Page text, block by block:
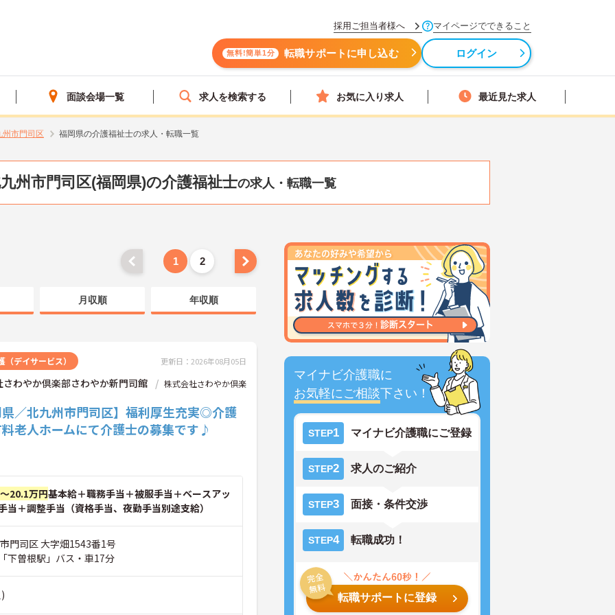
採用ご担当者様へ マイページでできること
無料!簡単1分 転職サポートに申し込む ログイン
面談会場一覧 求人を検索する お気に入り求人 最近見た求人
州市門司区 福岡県の介護福祉士の求人・転職一覧
州市門司区(福岡県)の介護福祉士の求人・転職一覧
マイナビ介護職に
お気軽にご相談下さい！
STEP1 マイナビ介護職にご登録
STEP2 求人のご紹介
STEP3 面接・条件交渉
STEP4 転職成功！
転職サポートに登録
1 2
月収順 年収順
（デイサービス） 更新日：2026年08月05日
さわやか倶楽部さわやか新門司館 株式会社さわやか倶楽
／北九州市門司区】福利厚生充実◎介護
老人ホームにて介護士の募集です♪
20.1万円基本給＋職務手当＋被服手当＋ベースアッ
当＋調整手当（資格手当、夜勤手当別途支給）
門司区 大字畑1543番1号
下曽根駅」バス・車17分